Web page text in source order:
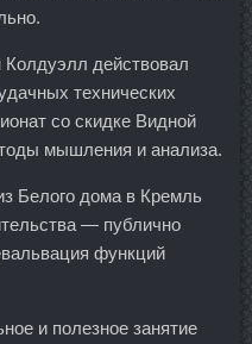
Колдуэлл действовал
технических
со скидке Видной
мышления и анализа.
Белого дома в Кремль
— публично
функций
и полезное занятие